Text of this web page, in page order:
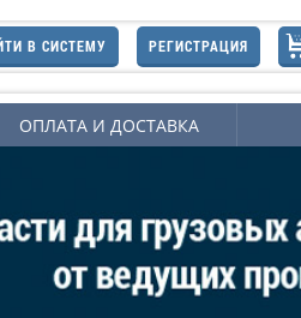
В СИСТЕМУ РЕГИСТРАЦИЯ
ОПЛАТА И ДОСТАВКА